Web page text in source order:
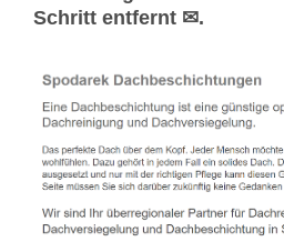
Schritt entfernt ✉.